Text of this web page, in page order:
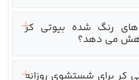
رنگ شده بیوتی کر
می دهد؟
کر برای شستشوی روزانه